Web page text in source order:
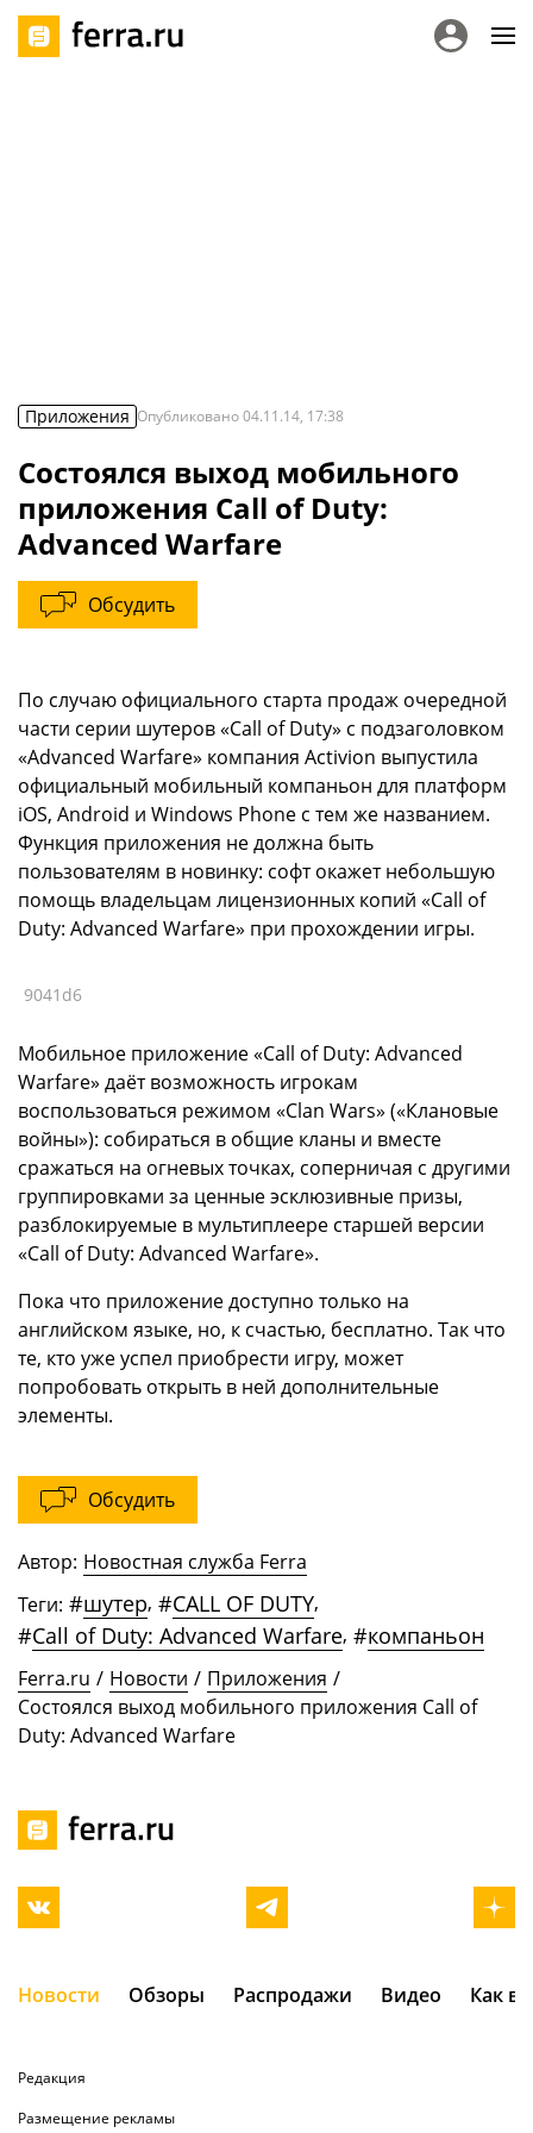
Приложения Опубликовано04.11.14, 17:38
Состоялся выход мобильного
приложения Call of Duty:
Advanced Warfare
Обсудить
По случаю официального старта продаж очередной
части серии шутеров «Call of Duty» с подзаголовком
«Advanced Warfare» компания Activion выпустила
официальный мобильный компаньон для платформ
iOS, Android и Windows Phone с тем же названием.
Функция приложения не должна быть
пользователям в новинку: софт окажет небольшую
помощь владельцам лицензионных копий «Call of
Duty: Advanced Warfare» при прохождении игры.
9041d6
Мобильное приложение «Call of Duty: Advanced
Warfare» даёт возможность игрокам
воспользоваться режимом «Clan Wars» («Клановые
войны»): собираться в общие кланы и вместе
сражаться на огневых точках, соперничая с другими
группировками за ценные эсклюзивные призы,
разблокируемые в мультиплеере старшей версии
«Call of Duty: Advanced Warfare».
Пока что приложение доступно только на
английском языке, но, к счастью, бесплатно. Так что
те, кто уже успел приобрести игру, может
попробовать открыть в ней дополнительные
элементы.
Обсудить
Автор: Новостная служба Ferra
Теги: #шутер, #CALL OF DUTY,
#Call of Duty: Advanced Warfare, #компаньон
Ferra.ru / Новости / Приложения /
Состоялся выход мобильного приложения Call of
Duty: Advanced Warfare
Новости Обзоры Распродажи Видео Как
Редакция
Размещение рекламы